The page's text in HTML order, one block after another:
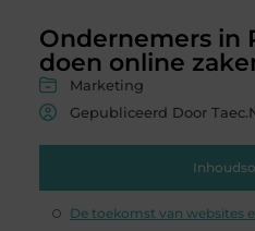
Ondernemers in
doen online
Marketing
Gepubliceerd Door
De toekomst van websites